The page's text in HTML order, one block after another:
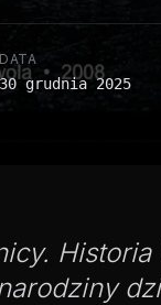
DATA
30 grudnia 2025
Historia